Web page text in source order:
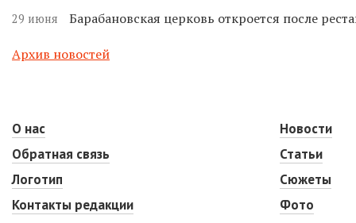
29 июня Барабановская церковь откроется после
Архив новостей
О нас
Обратная связь
Логотип
Контакты редакции
Новости
Статьи
Сюжеты
Фото